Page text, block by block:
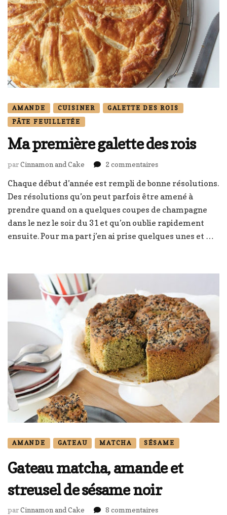
AMANDE CUISINER
GALETTE DES ROIS
PÂTE FEUILLETÉE
Ma première galette des rois
parCinnamon and Cake 2 commentairessur
première
galette
des
Chaque début d’année est rempli de bonne résolutions.
Des résolutions qu’on peut parfois être amené à
prendre quand on a quelques coupes de champagne
dans le nez le soir du 31 et qu’on oublie rapidement
ensuite. Pour ma part j’en ai prise quelques unes et …
AMANDE GATEAU MATCHA SÉSAME
Gateau matcha, amande et
streusel de sésame noir
parCinnamon and Cake 8 commentairessur